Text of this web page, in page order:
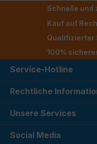
Schnelle und
Kauf auf
Qualifizierter
100%
Service-Hotline
Rechtliche
Unsere Services
Social Media